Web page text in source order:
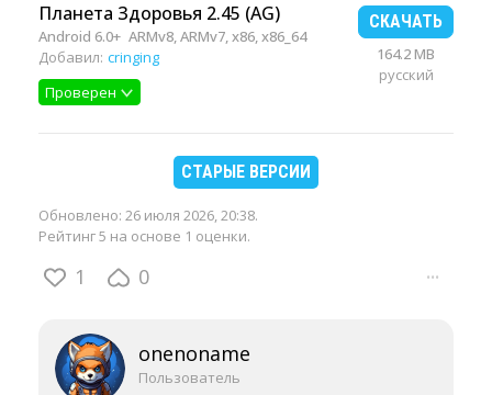
Планета Здоровья 2.45 (AG)
Android 6.0+ ARMv8, ARMv7, x86, x86_64
Добавил: cringing
Проверен
СКАЧАТЬ
164.2 MB
русский
СТАРЫЕ ВЕРСИИ
Обновлено: 26 июля 2026, 20:38.
Рейтинг 5 на основе 1 оценки.
1 0 ···
onenoname
Пользователь